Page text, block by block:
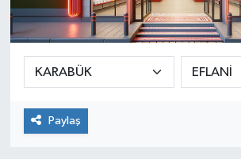
Paylaş